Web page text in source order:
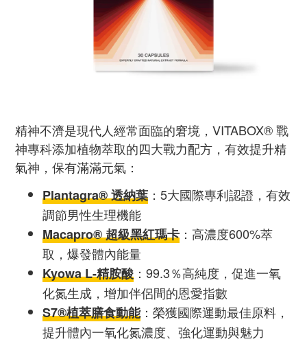
精神不濟是現代人經常面臨的窘境，VITABOX® 戰
神專科添加植物萃取的四大戰力配方，有效提升精
氣神，保有滿滿元氣：
Plantagra® 透納葉 ：5大國際專利認證，有效
調節男性生理機能
Macapro® 超級黑紅瑪卡 ：高濃度600%萃
取，爆發體內能量
Kyowa L-精胺酸 ：99.3％高純度，促進一氧
化氮生成，增加伴侶間的恩愛指數
S7®植萃膳食動能：榮獲國際運動最佳原料，
提升體內一氧化氮濃度、強化運動與魅力